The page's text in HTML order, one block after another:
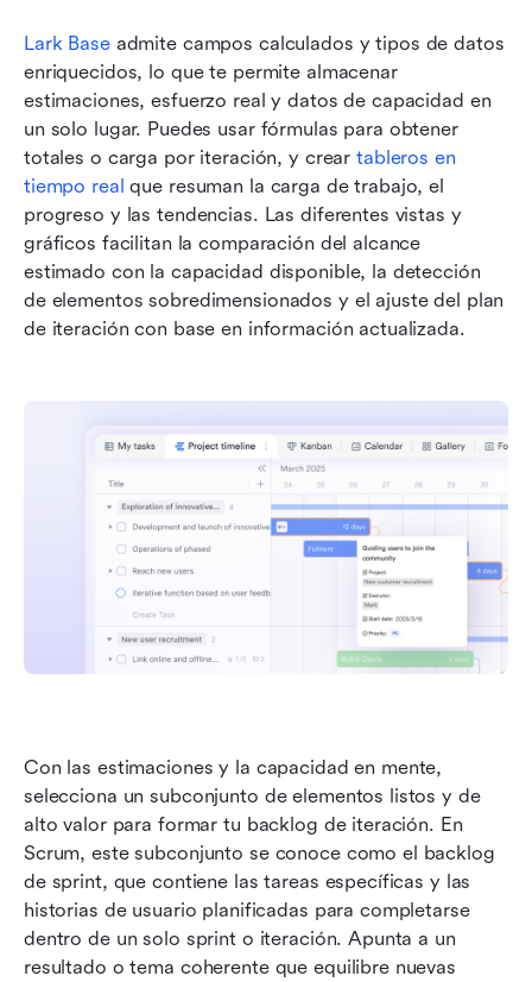
Lark Base admite campos calculados y tipos de datos
enriquecidos, lo que te permite almacenar
estimaciones, esfuerzo real y datos de capacidad en
un solo lugar. Puedes usar fórmulas para obtener
totales o carga por iteración, y crear tableros en
tiempo real que resuman la carga de trabajo, el
progreso y las tendencias. Las diferentes vistas y
gráficos facilitan la comparación del alcance
estimado con la capacidad disponible, la detección
de elementos sobredimensionados y el ajuste del plan
de iteración con base en información actualizada.
Con las estimaciones y la capacidad en mente,
selecciona un subconjunto de elementos listos y de
alto valor para formar tu backlog de iteración. En
Scrum, este subconjunto se conoce como el backlog
de sprint, que contiene las tareas específicas y las
historias de usuario planificadas para completarse
dentro de un solo sprint o iteración. Apunta a un
resultado o tema coherente que equilibre nuevas